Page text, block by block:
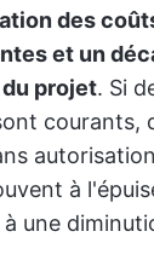
des
et un
projet. Si
courants,
à
une